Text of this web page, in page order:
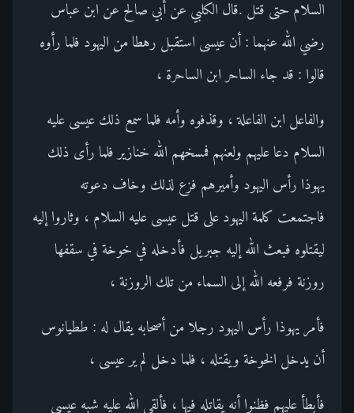
السلام حتى قتل .قال الكلبي عن أبي صالح عن ابن عباس
رضي الله عنهما : أن عيسى استقبل رهطا من اليهود فلما رأوه
قالوا : قد جاء الساحر ابن الساحرة ،
والفاعل ابن الفاعلة ، وقذفوه وأمه فلما سمع ذلك عيسى عليه
السلام دعا عليهم ولعنهم فمسخهم الله خنازير فلما رأى ذلك
يهوذا رأس اليهود وأميرهم فزع لذلك وخاف دعوته
فاجتمعت كلمة اليهود على قتل عيسى عليه السلام ، وثاروا إليه
ليقتلوه فبعث الله إليه جبريل فأدخله في خوخة في سقفها
روزنة فرفعه الله إلى السماء من تلك الروزنة ،
فأمر يهوذا رأس اليهود رجلا من أصحابه يقال له : ططيانوس
أن يدخل الخوخة ويقتله ، فلما دخل لم ير عيسى ،
فأبطأ عليهم فظنوا أنه يقاتله فيها ، فألقى الله عليه شبه عيسى